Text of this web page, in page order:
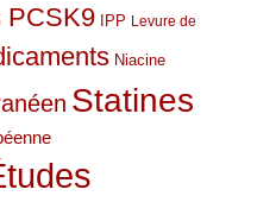
PCSK9 IPP Levure de
Niacine
Statines